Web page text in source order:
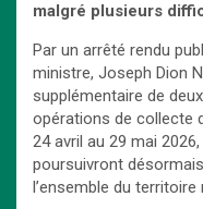
malgré plusieurs
Par un arrêté rendu
ministre, Joseph Dion
supplémentaire de
opérations de collecte
24 avril au 29 mai
poursuivront
l’ensemble du territoire